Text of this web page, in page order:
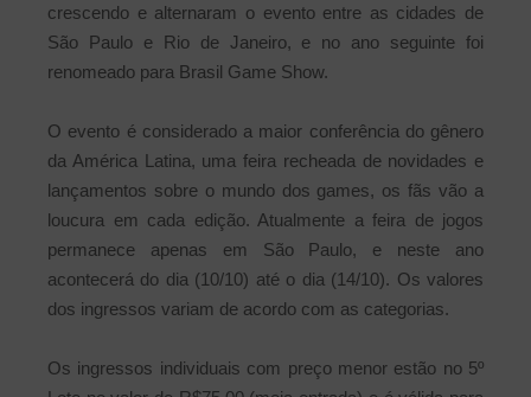
crescendo e alternaram o evento entre as cidades de
São Paulo e Rio de Janeiro, e no ano seguinte foi
renomeado para Brasil Game Show.
O evento é considerado a maior conferência do gênero
da América Latina, uma feira recheada de novidades e
lançamentos sobre o mundo dos games, os fãs vão a
loucura em cada edição. Atualmente a feira de jogos
permanece apenas em São Paulo, e neste ano
acontecerá do dia (10/10) até o dia (14/10). Os valores
dos ingressos variam de acordo com as categorias.
Os ingressos individuais com preço menor estão no 5º